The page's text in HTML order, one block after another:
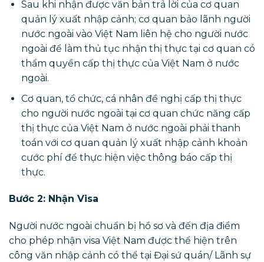
Sau khi nhận được văn bản trả lời của cơ quan
quản lý xuất nhập cảnh; cơ quan bảo lãnh người
nước ngoài vào Việt Nam liên hệ cho người nước
ngoài để làm thủ tục nhận thị thực tại cơ quan có
thẩm quyền cấp thị thực của Việt Nam ở nước
ngoài.
Cơ quan, tổ chức, cá nhân đề nghị cấp thị thực
cho người nước ngoài tại cơ quan chức năng cấp
thị thực của Việt Nam ở nước ngoài phải thanh
toán với cơ quan quản lý xuất nhập cảnh khoản
cước phí để thực hiện việc thông báo cấp thị
thực.
Bước 2: Nhận Visa
Người nước ngoài chuẩn bị hồ sơ và đến địa điểm
cho phép nhận visa Việt Nam được thể hiện trên
công văn nhập cảnh có thể tại Đại sứ quán/ Lãnh sự